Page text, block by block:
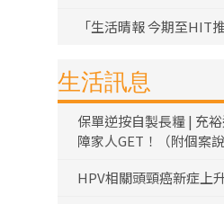
「生活晴報 今期至HIT推
生活訊息
保單逆按自製長糧 | 充
障家人GET！（附個案說
HPV相關頭頸癌新症上